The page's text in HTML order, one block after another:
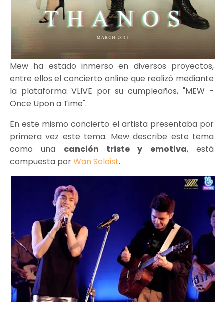
Mew ha estado inmerso en diversos proyectos,
entre ellos el concierto online que realizó mediante
la plataforma VLIVE por su cumpleaños, "MEW -
Once Upon a Time".
En este mismo concierto el artista presentaba por
primera vez este tema. Mew describe este tema
como una canción triste y emotiva, está
compuesta porWan Soloist.